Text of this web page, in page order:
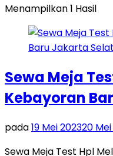
Menampilkan 1 Hasil
Sewa Meja
Kebayoran
pada19 Mei 202320
Sewa Meja Test Hpl